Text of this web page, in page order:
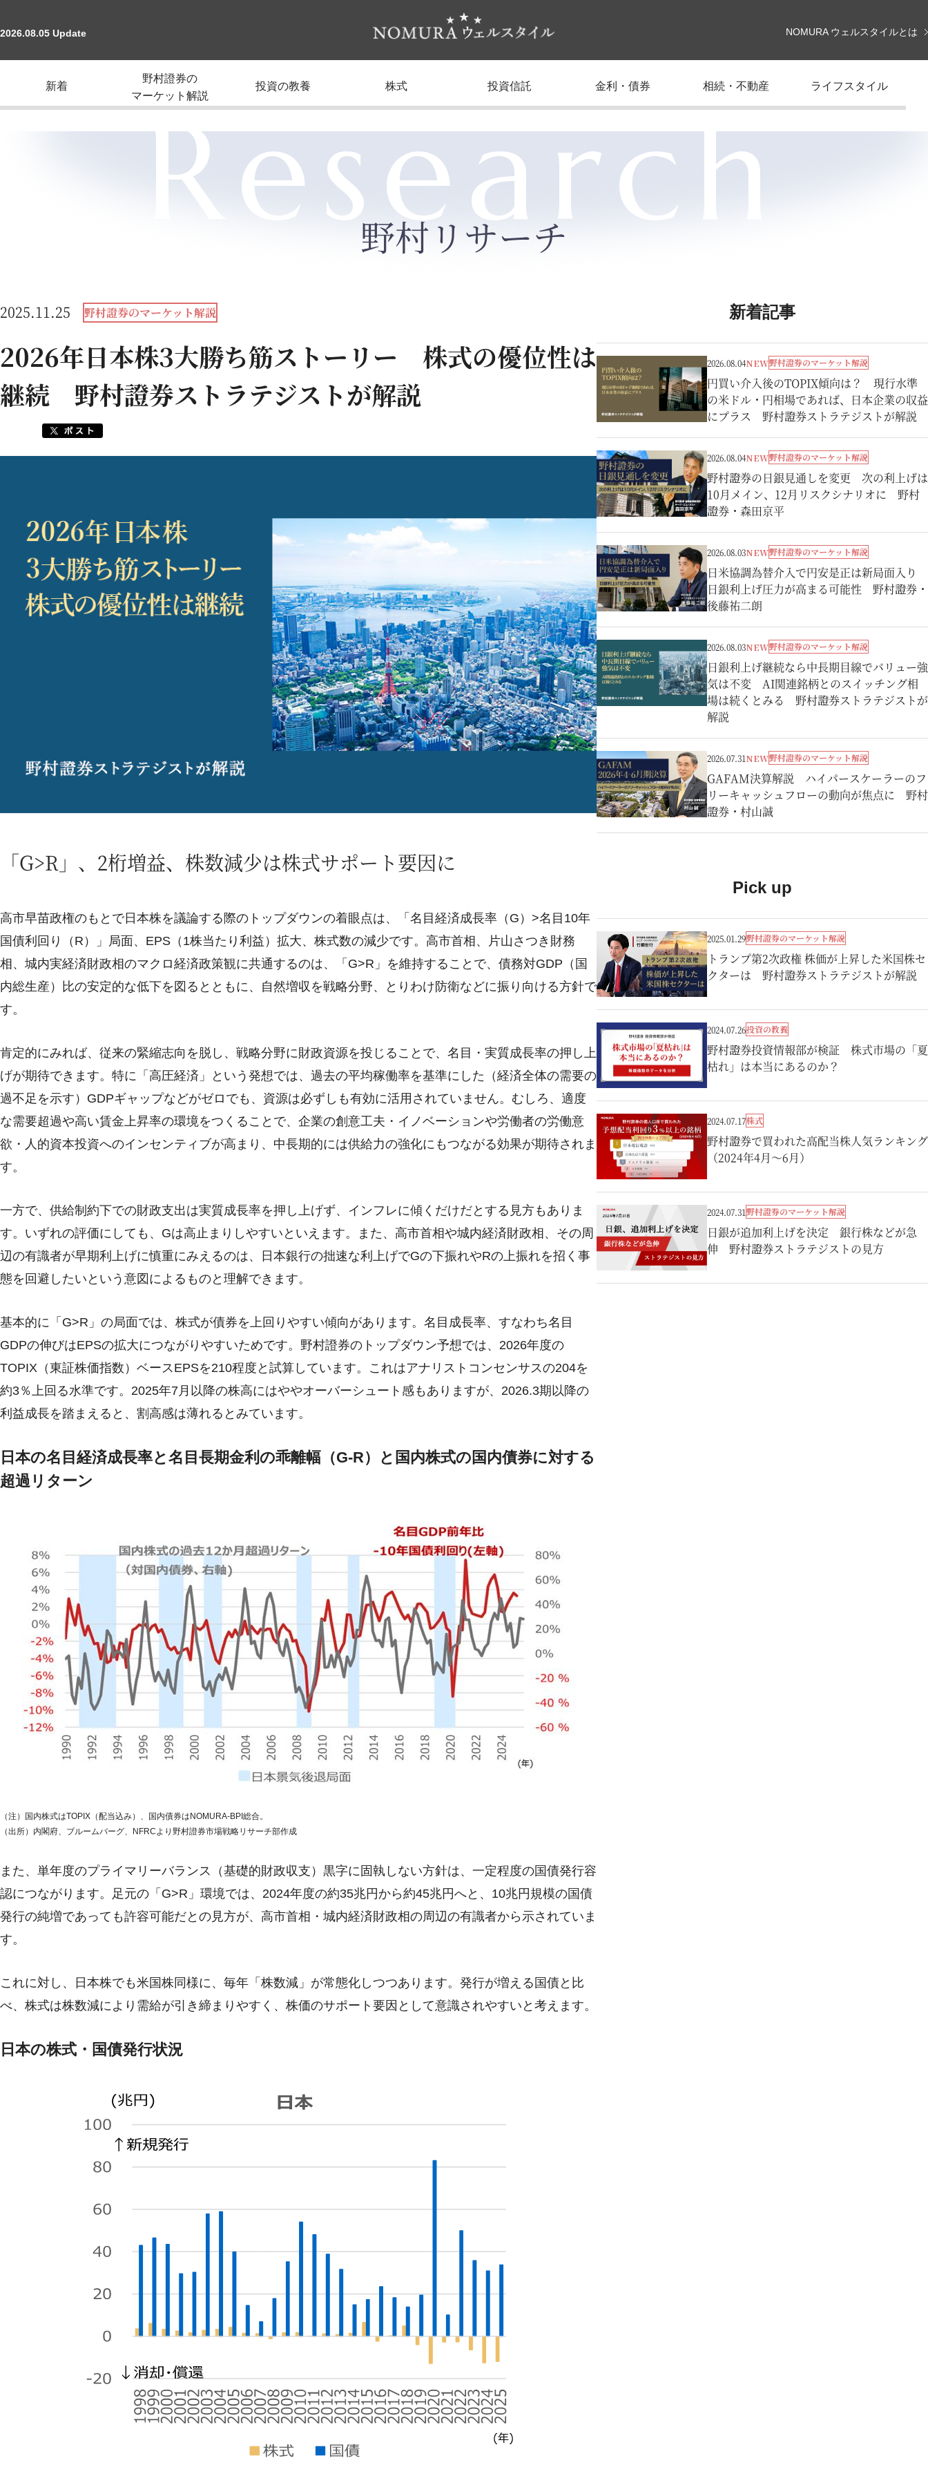
2026.08.05 Update NOMURA ウェルスタイルとは
新着
野村證券の
マーケット解説
投資の教養 株式 投資信託 金利・債券 相続・不動産 ライフスタイル
Research
野村リサーチ
2025.11.25 野村證券のマーケット解説
2026年日本株3大勝ち筋ストーリー 株式の優位性は
継続 野村證券ストラテジストが解説
「G>R」、2桁増益、株数減少は株式サポート要因に
高市早苗政権のもとで日本株を議論する際のトップダウンの着眼点は、「名目経済成長率（G）>名目10年
国債利回り（R）」局面、EPS（1株当たり利益）拡大、株式数の減少です。高市首相、片山さつき財務
相、城内実経済財政相のマクロ経済政策観に共通するのは、「G>R」を維持することで、債務対GDP（国
内総生産）比の安定的な低下を図るとともに、自然増収を戦略分野、とりわけ防衛などに振り向ける方針で
す。
肯定的にみれば、従来の緊縮志向を脱し、戦略分野に財政資源を投じることで、名目・実質成長率の押し上
げが期待できます。特に「高圧経済」という発想では、過去の平均稼働率を基準にした（経済全体の需要の
過不足を示す）GDPギャップなどがゼロでも、資源は必ずしも有効に活用されていません。むしろ、適度
な需要超過や高い賃金上昇率の環境をつくることで、企業の創意工夫・イノベーションや労働者の労働意
欲・人的資本投資へのインセンティブが高まり、中長期的には供給力の強化にもつながる効果が期待されま
す。
一方で、供給制約下での財政支出は実質成長率を押し上げず、インフレに傾くだけだとする見方もありま
す。いずれの評価にしても、Gは高止まりしやすいといえます。また、高市首相や城内経済財政相、その周
辺の有識者が早期利上げに慎重にみえるのは、日本銀行の拙速な利上げでGの下振れやRの上振れを招く事
態を回避したいという意図によるものと理解できます。
基本的に「G>R」の局面では、株式が債券を上回りやすい傾向があります。名目成長率、すなわち名目
GDPの伸びはEPSの拡大につながりやすいためです。野村證券のトップダウン予想では、2026年度の
TOPIX（東証株価指数）ベースEPSを210程度と試算しています。これはアナリストコンセンサスの204を
約3％上回る水準です。2025年7月以降の株高にはややオーバーシュート感もありますが、2026.3期以降の
利益成長を踏まえると、割高感は薄れるとみています。
日本の名目経済成長率と名目長期金利の乖離幅（G-R）と国内株式の国内債券に対する
超過リターン
（注）国内株式はTOPIX（配当込み）、国内債券はNOMURA-BPI総合。
（出所）内閣府、ブルームバーグ、NFRCより野村證券市場戦略リサーチ部作成
また、単年度のプライマリーバランス（基礎的財政収支）黒字に固執しない方針は、一定程度の国債発行容
認につながります。足元の「G>R」環境では、2024年度の約35兆円から約45兆円へと、10兆円規模の国債
発行の純増であっても許容可能だとの見方が、高市首相・城内経済財政相の周辺の有識者から示されていま
す。
これに対し、日本株でも米国株同様に、毎年「株数減」が常態化しつつあります。発行が増える国債と比
べ、株式は株数減により需給が引き締まりやすく、株価のサポート要因として意識されやすいと考えます。
日本の株式・国債発行状況
新着記事
2026.08.04NEW野村證券のマーケット解説
円買い介入後のTOPIX傾向は？ 現行水準
の米ドル・円相場であれば、日本企業の収益
にプラス 野村證券ストラテジストが解説
2026.08.04NEW野村證券のマーケット解説
野村證券の日銀見通しを変更 次の利上げは
10月メイン、12月リスクシナリオに 野村
證券・森田京平
2026.08.03NEW野村證券のマーケット解説
日米協調為替介入で円安是正は新局面入り
日銀利上げ圧力が高まる可能性 野村證券・
後藤祐二朗
2026.08.03NEW野村證券のマーケット解説
日銀利上げ継続なら中長期目線でバリュー強
気は不変 AI関連銘柄とのスイッチング相
場は続くとみる 野村證券ストラテジストが
解説
2026.07.31NEW野村證券のマーケット解説
GAFAM決算解説 ハイパースケーラーのフ
リーキャッシュフローの動向が焦点に 野村
證券・村山誠
Pick up
2025.01.29野村證券のマーケット解説
トランプ第2次政権 株価が上昇した米国株セ
クターは 野村證券ストラテジストが解説
2024.07.26投資の教養
野村證券投資情報部が検証 株式市場の「夏
枯れ」は本当にあるのか？
2024.07.17株式
野村證券で買われた高配当株人気ランキング
（2024年4月～6月）
2024.07.31野村證券のマーケット解説
日銀が追加利上げを決定 銀行株などが急
伸 野村證券ストラテジストの見方